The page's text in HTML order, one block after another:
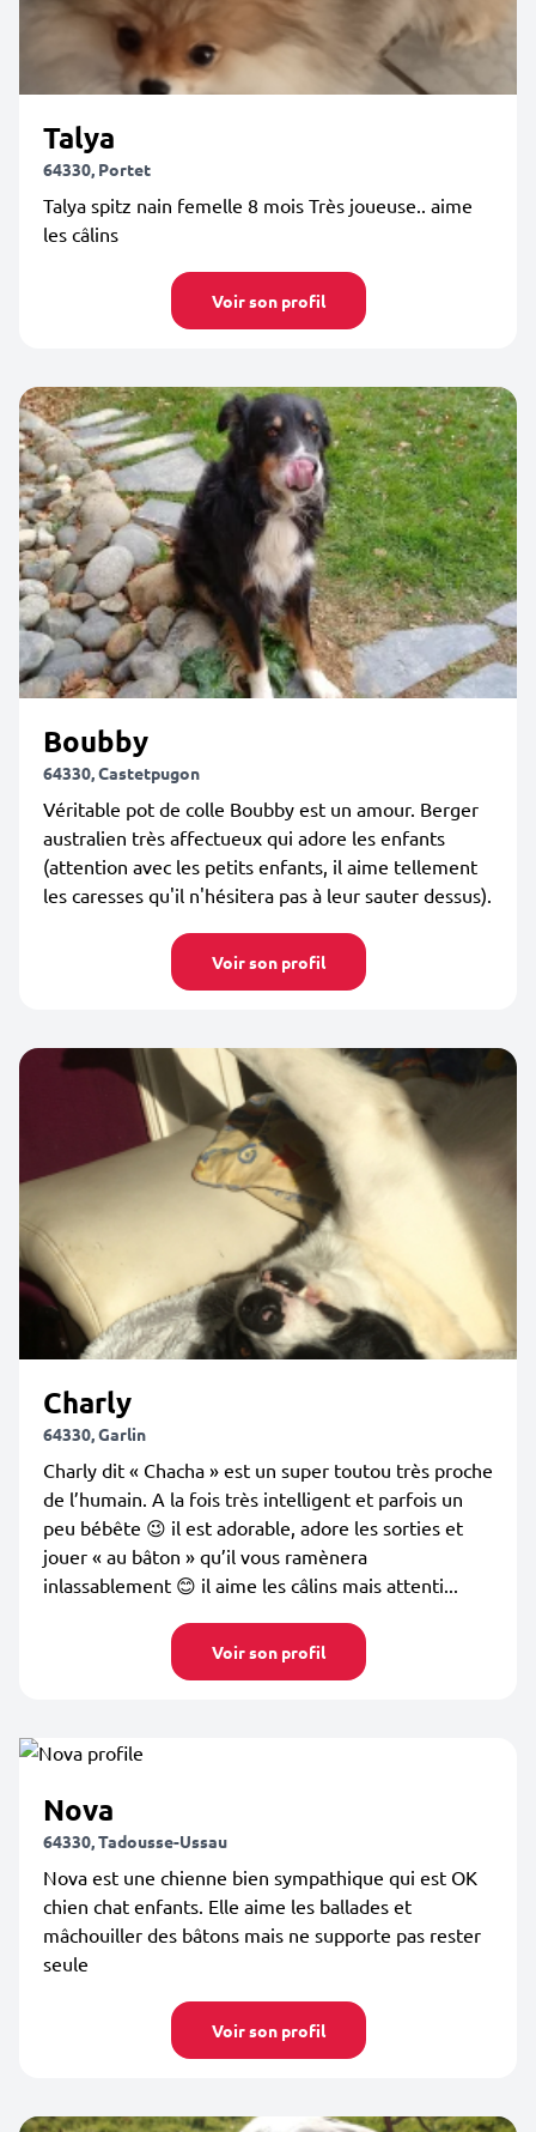
Talya
64330, Portet
Talya spitz nain femelle 8 mois Très joueuse.. aime
les câlins
Voir son profil
Boubby
64330, Castetpugon
Véritable pot de colle Boubby est un amour. Berger
australien très affectueux qui adore les enfants
(attention avec les petits enfants, il aime tellement
les caresses qu'il n'hésitera pas à leur sauter dessus).
Voir son profil
Charly
64330, Garlin
Charly dit « Chacha » est un super toutou très proche
de l’humain. A la fois très intelligent et parfois un
peu bébête 😉 il est adorable, adore les sorties et
jouer « au bâton » qu’il vous ramènera
inlassablement 😊 il aime les câlins mais attenti...
Voir son profil
Nova
64330, Tadousse-Ussau
Nova est une chienne bien sympathique qui est OK
chien chat enfants. Elle aime les ballades et
mâchouiller des bâtons mais ne supporte pas rester
seule
Voir son profil